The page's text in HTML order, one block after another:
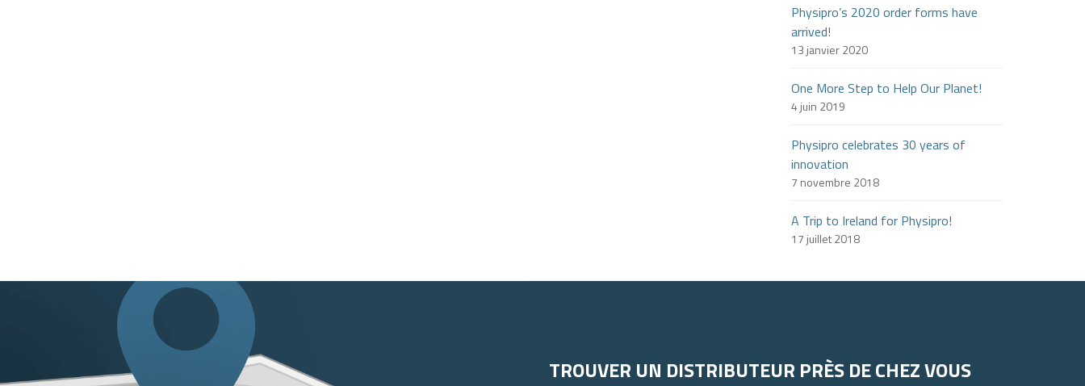
Physipro’s 2020 order forms have
arrived!
13 janvier 2020
One More Step to Help Our Planet!
4 juin 2019
Physipro celebrates 30 years of
innovation
7 novembre 2018
A Trip to Ireland for Physipro!
17 juillet 2018
TROUVER UN DISTRIBUTEUR PRÈS DE CHEZ VOUS